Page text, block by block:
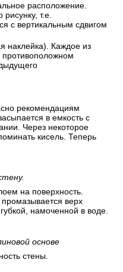
расположение.
т.е.
с вертикальным сдвигом
наклейка). Каждое из
рекомендациям
в емкость с
Через некоторое
кисель. Теперь
на поверхность.
верх
намоченной в воде.
основе
стены.